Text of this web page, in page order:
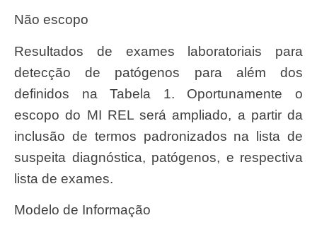
Não escopo
Resultados de exames laboratoriais para
detecção de patógenos para além dos
definidos na Tabela 1. Oportunamente o
escopo do MI REL será ampliado, a partir da
inclusão de termos padronizados na lista de
suspeita diagnóstica, patógenos, e respectiva
lista de exames.
Modelo de Informação